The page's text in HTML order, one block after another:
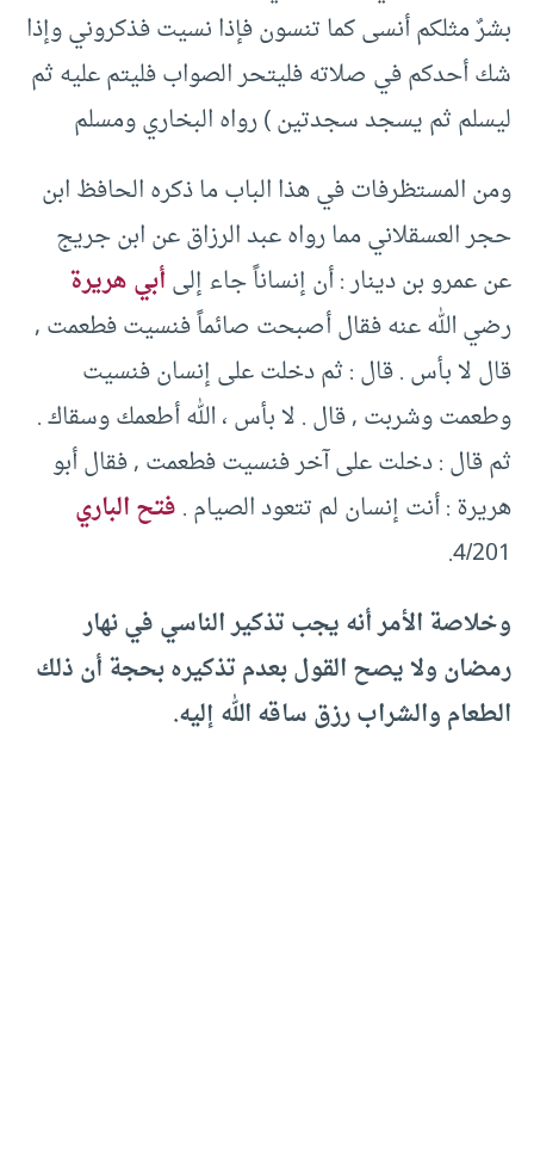
بشرٌ مثلكم أنسى كما تنسون فإذا نسيت فذكروني وإذا
شك أحدكم في صلاته فليتحر الصواب فليتم عليه ثم
ليسلم ثم يسجد سجدتين ) رواه البخاري ومسلم
ومن المستظرفات في هذا الباب ما ذكره الحافظ ابن
حجر العسقلاني مما رواه عبد الرزاق عن ابن جريج
عن عمرو بن دينار : أن إنساناً جاء إلىأبي هريرة
رضي الله عنه فقال أصبحت صائماً فنسيت فطعمت ,
قال لا بأس . قال : ثم دخلت على إنسان فنسيت
وطعمت وشربت , قال . لا بأس ، الله أطعمك وسقاك .
ثم قال : دخلت على آخر فنسيت فطعمت , فقال أبو
هريرة : أنت إنسان لم تتعود الصيام .فتح الباري
4/201.
وخلاصة الأمر أنه يجب تذكير الناسي في نهار
رمضان ولا يصح القول بعدم تذكيره بحجة أن ذلك
الطعام والشراب رزق ساقه الله إليه.